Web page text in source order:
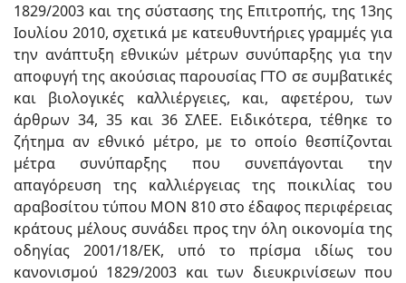
1829/2003 και της σύστασης της Επιτροπής, της 13ης
Ιουλίου 2010, σχετικά με κατευθυντήριες γραμμές για
την ανάπτυξη εθνικών μέτρων συνύπαρξης για την
αποφυγή της ακούσιας παρουσίας ΓΤΟ σε συμβατικές
και βιολογικές καλλιέργειες, και, αφετέρου, των
άρθρων 34, 35 και 36 ΣΛΕΕ. Ειδικότερα, τέθηκε το
ζήτημα αν εθνικό μέτρο, με το οποίο θεσπίζονται
μέτρα συνύπαρξης που συνεπάγονται την
απαγόρευση της καλλιέργειας της ποικιλίας του
αραβοσίτου τύπου MON 810 στο έδαφος περιφέρειας
κράτους μέλους συνάδει προς την όλη οικονομία της
οδηγίας 2001/18/ΕΚ, υπό το πρίσμα ιδίως του
κανονισμού 1829/2003 και των διευκρινίσεων που